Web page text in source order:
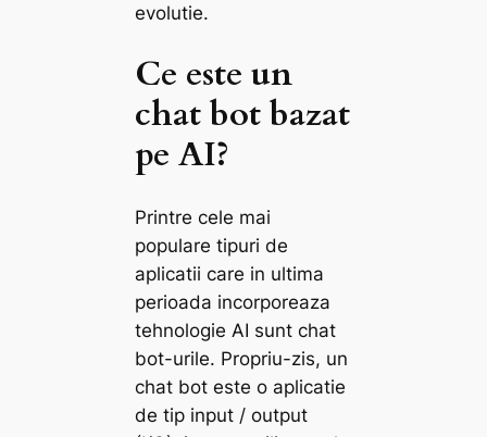
evolutie.
Ce este un
chat bot bazat
pe AI?
Printre cele mai
populare tipuri de
aplicatii care in ultima
perioada incorporeaza
tehnologie AI sunt chat
bot-urile. Propriu-zis, un
chat bot este o aplicatie
de tip input / output